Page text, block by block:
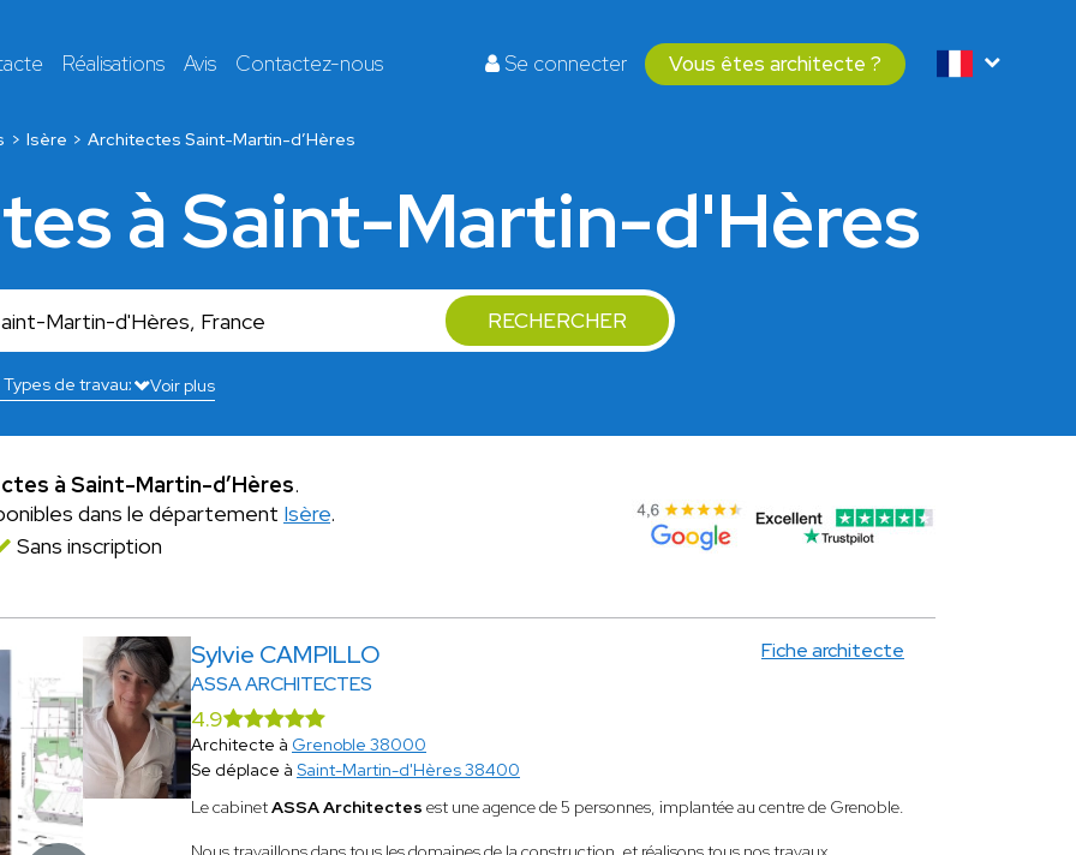
Réalisations Avis Contactez-nous Se connecter Vous êtes architecte ?
Isère Architectes Saint-Martin-d’Hères
à Saint-Martin-d'Hères
RECHERCHER
Voir plus
à Saint-Martin-d’Hères.
dans le département Isère.
Sans inscription
Sylvie CAMPILLO
ASSA ARCHITECTES
Fiche architecte
4.9
Architecte à Grenoble 38000
Se déplace à Saint-Martin-d'Hères 38400
Le cabinetASSA Architectes est une agence de 5 personnes, implantée au centre de Grenoble.